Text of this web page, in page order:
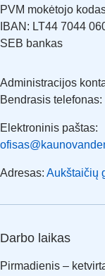
PVM mokėtojo
IBAN: LT44 7044
SEB bankas
Administracijos
Bendrasis telefonas:
Elektroninis paštas:
Adresas: Aukštaičių
Darbo laikas
Pirmadienis –